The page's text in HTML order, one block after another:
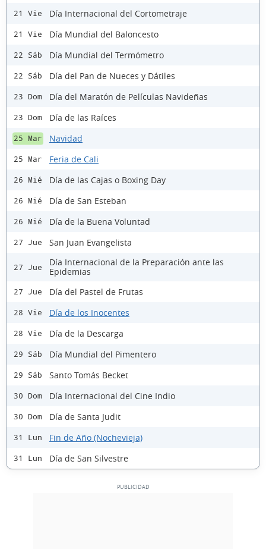
21 Vie Día Internacional del Cortometraje
21 Vie Día Mundial del Baloncesto
22 Sáb Día Mundial del Termómetro
22 Sáb Día del Pan de Nueces y Dátiles
23 Dom Día del Maratón de Películas Navideñas
23 Dom Día de las Raíces
25 Mar Navidad
25 Mar Feria de Cali
26 Mié Día de las Cajas o Boxing Day
26 Mié Día de San Esteban
26 Mié Día de la Buena Voluntad
27 Jue San Juan Evangelista
27 Jue
Día Internacional de la Preparación ante las
Epidemias
27 Jue Día del Pastel de Frutas
28 Vie Día de los Inocentes
28 Vie Día de la Descarga
29 Sáb Día Mundial del Pimentero
29 Sáb Santo Tomás Becket
30 Dom Día Internacional del Cine Indio
30 Dom Día de Santa Judit
31 Lun Fin de Año (Nochevieja)
31 Lun Día de San Silvestre